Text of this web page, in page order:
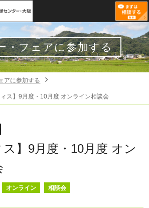
・フェアに参加する
アに参加する
ィス】9月度・10月度 オンライン相談会
ス】9月度・10月度 オン
オンライン 相談会